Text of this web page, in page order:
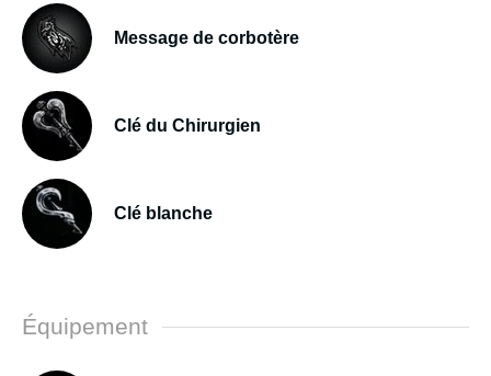
Message de corbotère
Clé du Chirurgien
Clé blanche
Équipement